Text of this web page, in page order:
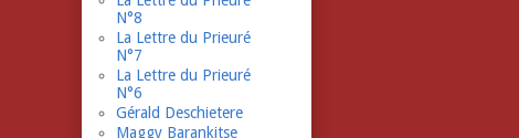
N°8
La Lettre du Prieuré
N°7
La Lettre du Prieuré
N°6
Gérald Deschietere
Maggy Barankitse